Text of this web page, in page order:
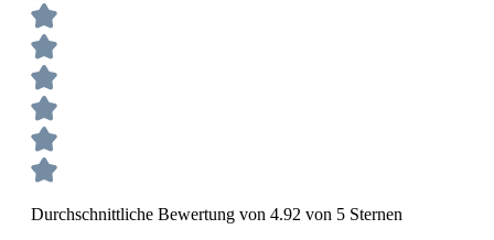
Durchschnittliche Bewertung von 4.92 von 5 Sternen